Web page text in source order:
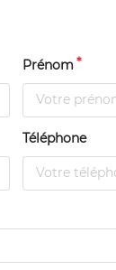
Prénom
Téléphone